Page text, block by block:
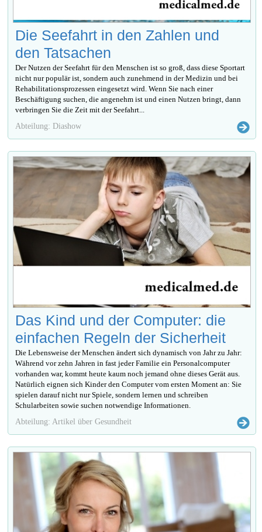
Die Seefahrt in den Zahlen und
den Tatsachen
Der Nutzen der Seefahrt für den Menschen ist so groß, dass diese Sportart
nicht nur populär ist, sondern auch zunehmend in der Medizin und bei
Rehabilitationsprozessen eingesetzt wird. Wenn Sie nach einer
Beschäftigung suchen, die angenehm ist und einen Nutzen bringt, dann
verbringen Sie die Zeit mit der Seefahrt...
Abteilung: Diashow
Das Kind und der Computer: die
einfachen Regeln der Sicherheit
Die Lebensweise der Menschen ändert sich dynamisch von Jahr zu Jahr:
Während vor zehn Jahren in fast jeder Familie ein Personalcomputer
vorhanden war, kommt heute kaum noch jemand ohne dieses Gerät aus.
Natürlich eignen sich Kinder den Computer vom ersten Moment an: Sie
spielen darauf nicht nur Spiele, sondern lernen und schreiben
Schularbeiten sowie suchen notwendige Informationen.
Abteilung: Artikel über Gesundheit